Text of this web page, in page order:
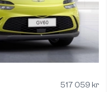
517 059 kr